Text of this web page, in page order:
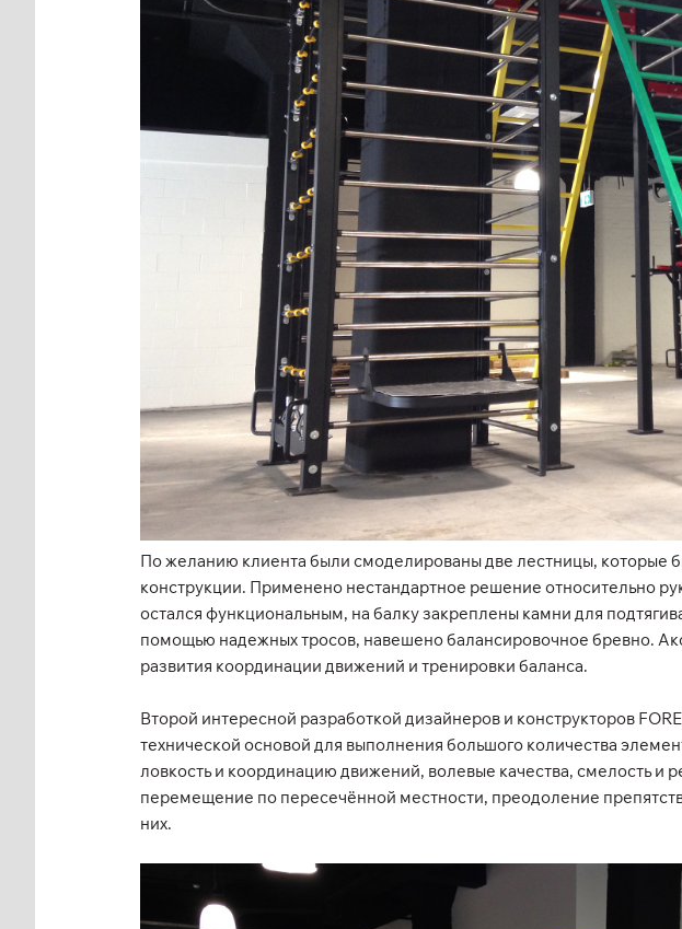
По желанию клиента были смоделированы две лестницы, которые
конструкции. Применено нестандартное решение относительно
остался функциональным, на балку закреплены камни для
помощью надежных тросов, навешено балансировочное бревно.
развития координации движений и тренировки баланса.
Второй интересной разработкой дизайнеров и конструкторов
технической основой для выполнения большого количества
ловкость и координацию движений, волевые качества, смелость
перемещение по пересечённой местности, преодоление
них.